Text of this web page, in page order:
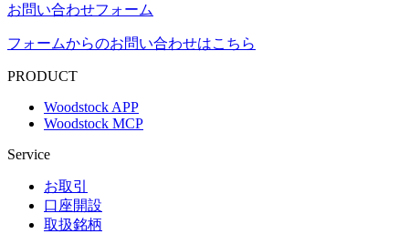
お問い合わせフォーム
フォームからのお問い合わせはこちら
PRODUCT
Woodstock APP
Woodstock MCP
Service
お取引
口座開設
取扱銘柄